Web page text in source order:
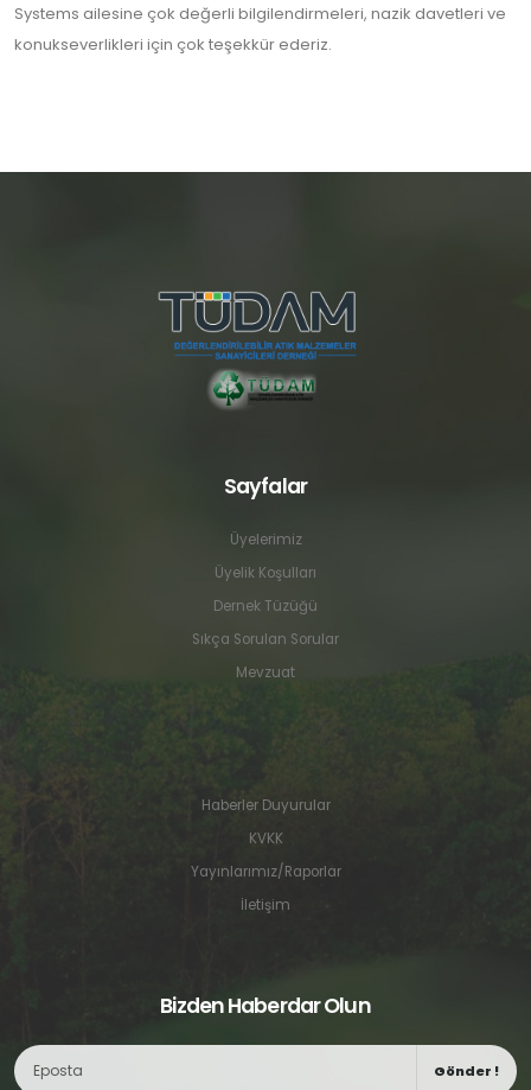
Systems ailesine çok değerli bilgilendirmeleri, nazik davetleri ve
konukseverlikleri için çok teşekkür ederiz.
Sayfalar
Üyelerimiz
Üyelik Koşulları
Dernek Tüzüğü
Sıkça Sorulan Sorular
Mevzuat
Haberler Duyurular
KVKK
Yayınlarımız/Raporlar
İletişim
Bizden Haberdar Olun
Gönder !